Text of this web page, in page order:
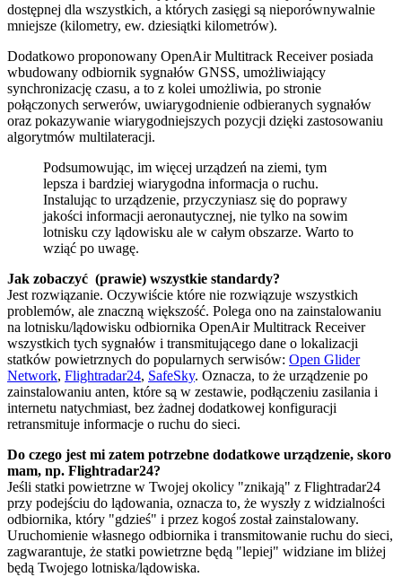
dostępnej dla wszystkich, a których zasięgi są nieporównywalnie
mniejsze (kilometry, ew. dziesiątki kilometrów).
Dodatkowo proponowany OpenAir Multitrack Receiver posiada
wbudowany odbiornik sygnałów GNSS, umożliwiający
synchronizację czasu, a to z kolei umożliwia, po stronie
połączonych serwerów, uwiarygodnienie odbieranych sygnałów
oraz pokazywanie wiarygodniejszych pozycji dzięki zastosowaniu
algorytmów multilateracji.
Podsumowując, im więcej urządzeń na ziemi, tym
lepsza i bardziej wiarygodna informacja o ruchu.
Instalując to urządzenie, przyczyniasz się do poprawy
jakości informacji aeronautycznej, nie tylko na sowim
lotnisku czy lądowisku ale w całym obszarze. Warto to
wziąć po uwagę.
Jak zobaczyć (prawie) wszystkie standardy?
Jest rozwiązanie. Oczywiście które nie rozwiązuje wszystkich
problemów, ale znaczną większość. Polega ono na zainstalowaniu
na lotnisku/lądowisku odbiornika OpenAir Multitrack Receiver
wszystkich tych sygnałów i transmitującego dane o lokalizacji
statków powietrznych do popularnych serwisów: Open Glider
Network, Flightradar24, SafeSky. Oznacza, to że urządzenie po
zainstalowaniu anten, które są w zestawie, podłączeniu zasilania i
internetu natychmiast, bez żadnej dodatkowej konfiguracji
retransmituje informacje o ruchu do sieci.
Do czego jest mi zatem potrzebne dodatkowe urządzenie, skoro
mam, np. Flightradar24?
Jeśli statki powietrzne w Twojej okolicy "znikają" z Flightradar24
przy podejściu do lądowania, oznacza to, że wyszły z widzialności
odbiornika, który "gdzieś" i przez kogoś został zainstalowany.
Uruchomienie własnego odbiornika i transmitowanie ruchu do sieci,
zagwarantuje, że statki powietrzne będą "lepiej" widziane im bliżej
będą Twojego lotniska/lądowiska.